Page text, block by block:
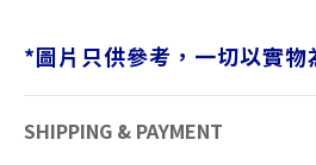
*圖片只供參考，一切以實物
SHIPPING & PAYMENT